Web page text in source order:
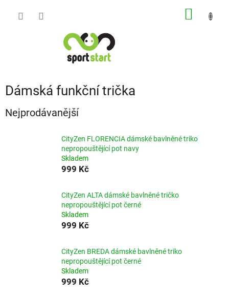
Dámská funkční trička
Nejprodávanější
CityZen FLORENCIA dámské bavlněné triko
nepropouštějící pot navy
Skladem
999 Kč
CityZen ALTA dámské bavlněné tričko
nepropouštějící pot černé
Skladem
999 Kč
CityZen BREDA dámské bavlněné triko
nepropouštějící pot černé
Skladem
999 Kč